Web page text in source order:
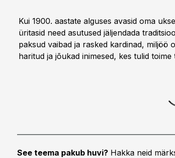
Kui 1900. aastate alguses avasid oma
üritasid need asutused jäljendada
paksud vaibad ja rasked kardinad, miljöö
haritud ja jõukad inimesed, kes tulid
See teema pakub huvi? Hakka neid